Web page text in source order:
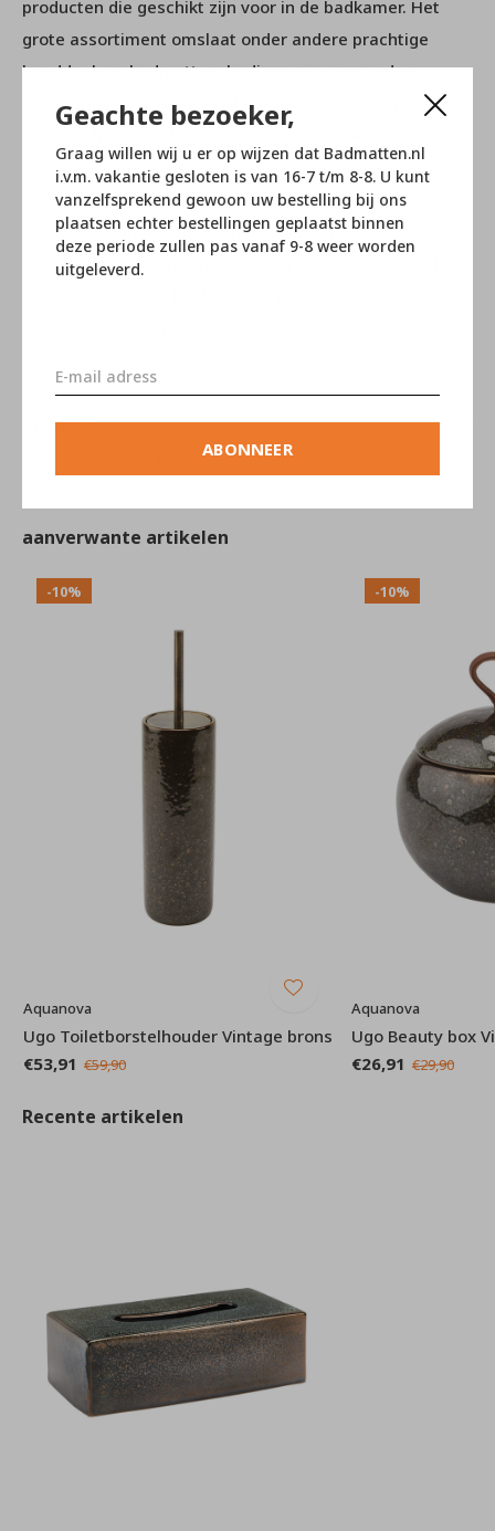
Geachte bezoeker,
Graag willen wij u er op wijzen dat Badmatten.nl
i.v.m. vakantie gesloten is van 16-7 t/m 8-8. U kunt
vanzelfsprekend gewoon uw bestelling bij ons
plaatsen echter bestellingen geplaatst binnen
deze periode zullen pas vanaf 9-8 weer worden
uitgeleverd.
ABONNEER
producten die geschikt zijn voor in de badkamer. Het
grote assortiment omslaat onder andere prachtige
handdoeken, badmatten, badjassen, wasmanden,
zeeppompjes, spiegels, toilet borstels en opbergdoosjes
behoren hiertoe. Alle artikelen zijn gemaakt van
hoogwaardige materialen en vervaardigd met het oog
op gebruikersgemak. Met de prachtige duurzame
producten van Aquanova geeft u uw badkamer in een
handomdraai een rustgevende en mooie sfeer! Mocht u
Reviews
aanverwante artikelen
-10%
Aquanova
Ugo Toiletborstelhouder Vintage brons
€53,91 €59,90
-10%
Aquanova
Ugo Beauty box
€26,91 €29,90
Recente artikelen